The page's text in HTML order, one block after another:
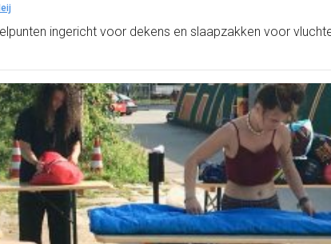
ingericht voor dekens en slaapzakken voor